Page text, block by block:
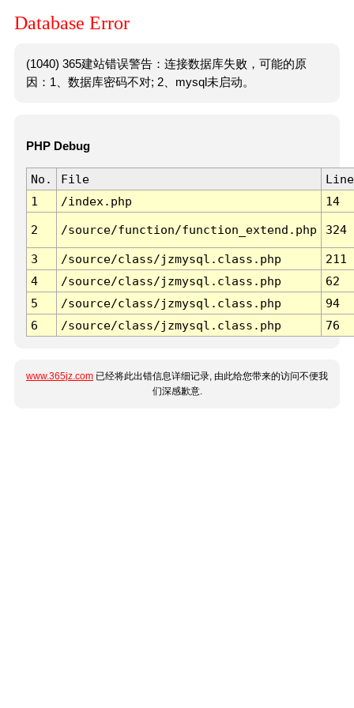
Database Error
(1040) 365建站错误警告：连接数据库失败，可能的原
因：1、数据库密码不对; 2、mysql未启动。
PHP Debug
No. File
Line
1
/index.php 14
2 /source/function/function_extend.php 324
3 /source/class/jzmysql.class.php
211
4
/source/class/jzmysql.class.php
62
5
/source/class/jzmysql.class.php
94
6
/source/class/jzmysql.class.php 76
www.365jz.com 已经将此出错信息详细记录, 由此给您带来的访问不便我
们深感歉意.